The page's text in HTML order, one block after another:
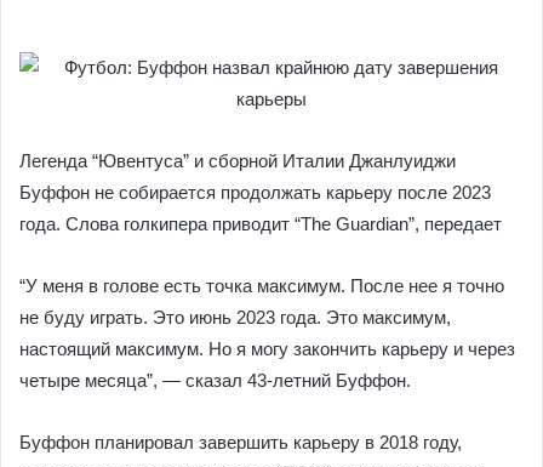
Легенда “Ювентуса” и сборной Италии Джанлуиджи
Буффон не собирается продолжать карьеру после 2023
года. Слова голкипера приводит “The Guardian”, передает
“У меня в голове есть точка максимум. После нее я точно
не буду играть. Это июнь 2023 года. Это максимум,
настоящий максимум. Но я могу закончить карьеру и через
четыре месяца”, — сказал 43-летний Буффон.
Буффон планировал завершить карьеру в 2018 году,